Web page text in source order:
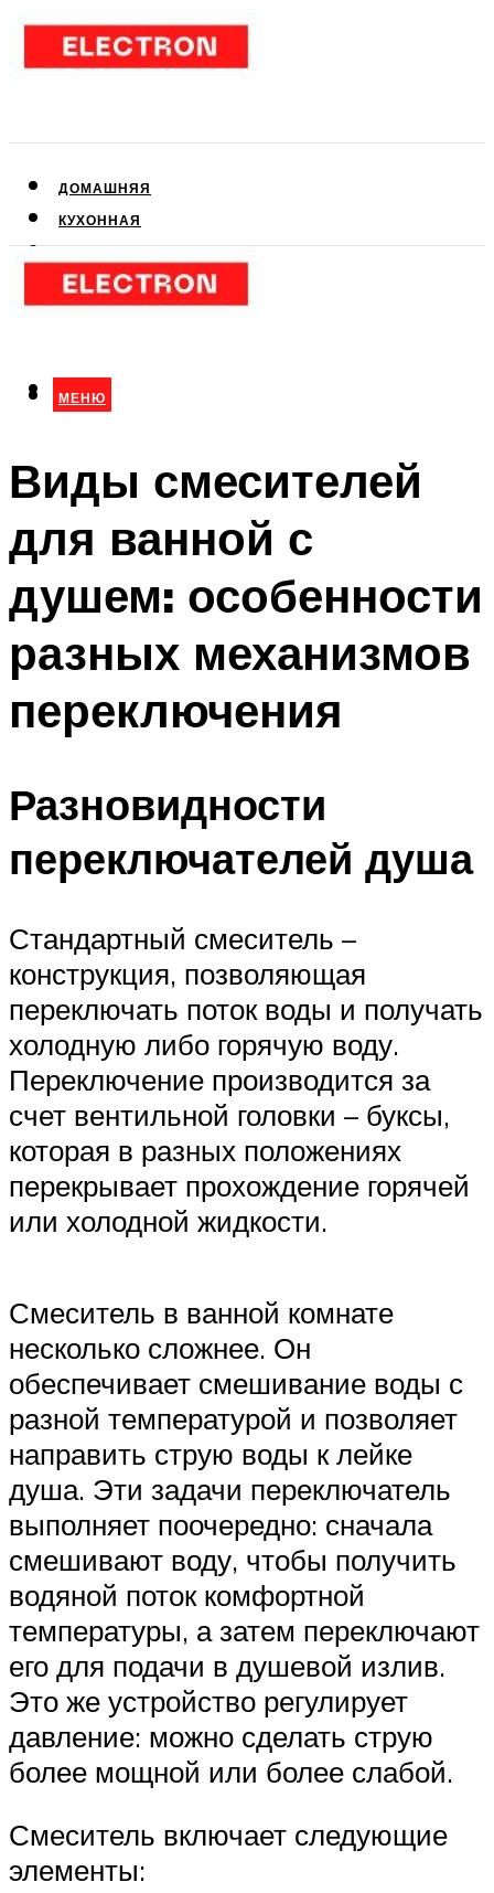
ДОМАШНЯЯ
КУХОННАЯ
КЛИМАТИЧЕСКАЯ
МЕНЮ
МЕНЮ
Виды смесителей
для ванной с
душем: особенности
разных механизмов
переключения
Разновидности
переключателей душа
Стандартный смеситель –
конструкция, позволяющая
переключать поток воды и получать
холодную либо горячую воду.
Переключение производится за
счет вентильной головки – буксы,
которая в разных положениях
перекрывает прохождение горячей
или холодной жидкости.
Смеситель в ванной комнате
несколько сложнее. Он
обеспечивает смешивание воды с
разной температурой и позволяет
направить струю воды к лейке
душа. Эти задачи переключатель
выполняет поочередно: сначала
смешивают воду, чтобы получить
водяной поток комфортной
температуры, а затем переключают
его для подачи в душевой излив.
Это же устройство регулирует
давление: можно сделать струю
более мощной или более слабой.
Смеситель включает следующие
элементы: